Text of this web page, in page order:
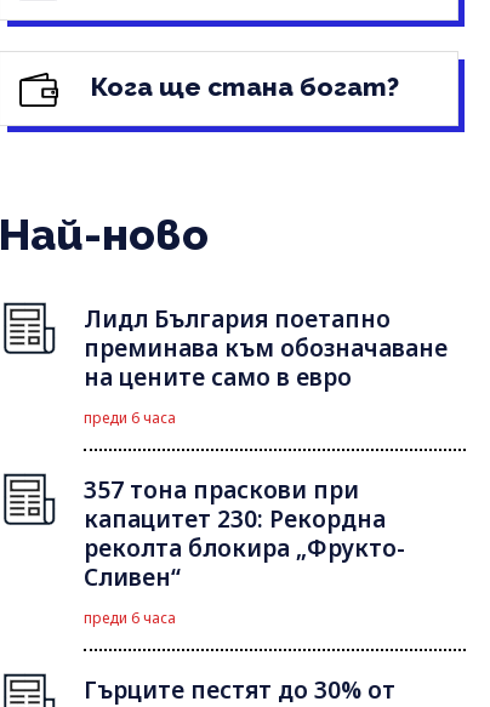
Кога ще стана богат?
Най-ново
Лидл България поетапно
преминава към обозначаване
на цените само в евро
преди 6 часа
357 тона праскови при
капацитет 230: Рекордна
реколта блокира „Фрукто-
Сливен“
преди 6 часа
Гърците пестят до 30% от